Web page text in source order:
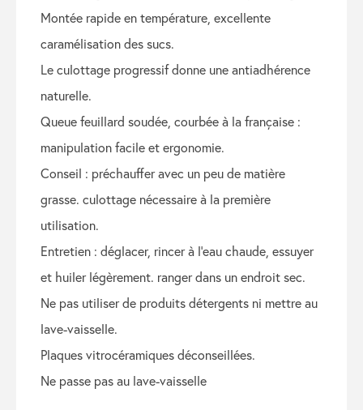
montée rapide en température, excellente
caramélisation des sucs.
le culottage progressif donne une antiadhérence
naturelle.
queue feuillard soudée, courbée à la française :
manipulation facile et ergonomie.
conseil : préchauffer avec un peu de matière
grasse. culottage nécessaire à la première
utilisation.
entretien : déglacer, rincer à l’eau chaude, essuyer
et huiler légèrement. ranger dans un endroit sec.
ne pas utiliser de produits détergents ni mettre au
lave-vaisselle.
plaques vitrocéramiques déconseillées.
ne passe pas au lave-vaisselle